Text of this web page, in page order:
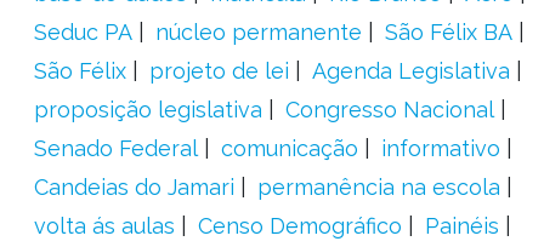
Seduc PA
núcleo permanente
São Félix BA
São Félix
projeto de lei
Agenda Legislativa
proposição legislativa
Congresso Nacional
Senado Federal
comunicação
informativo
Candeias do Jamari
permanência na escola
volta ás aulas
Censo Demográfico
Painéis